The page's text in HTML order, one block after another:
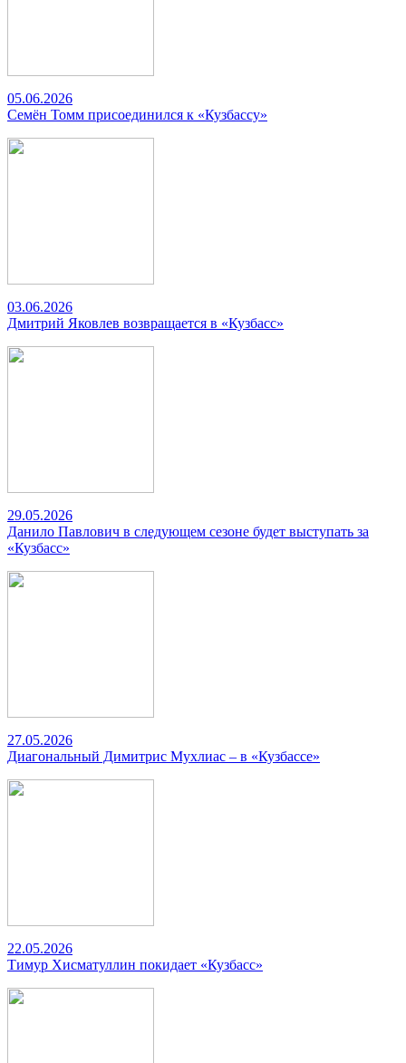
05.06.2026
Семён Томм присоединился к «Кузбассу»
03.06.2026
Дмитрий Яковлев возвращается в «Кузбасс»
29.05.2026
Данило Павлович в следующем сезоне будет выступать за
«Кузбасс»
27.05.2026
Диагональный Димитрис Мухлиас – в «Кузбассе»
22.05.2026
Тимур Хисматуллин покидает «Кузбасс»